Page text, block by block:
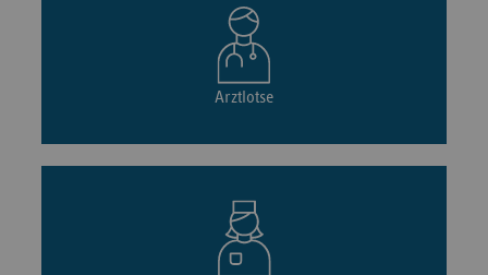
Arztlotse